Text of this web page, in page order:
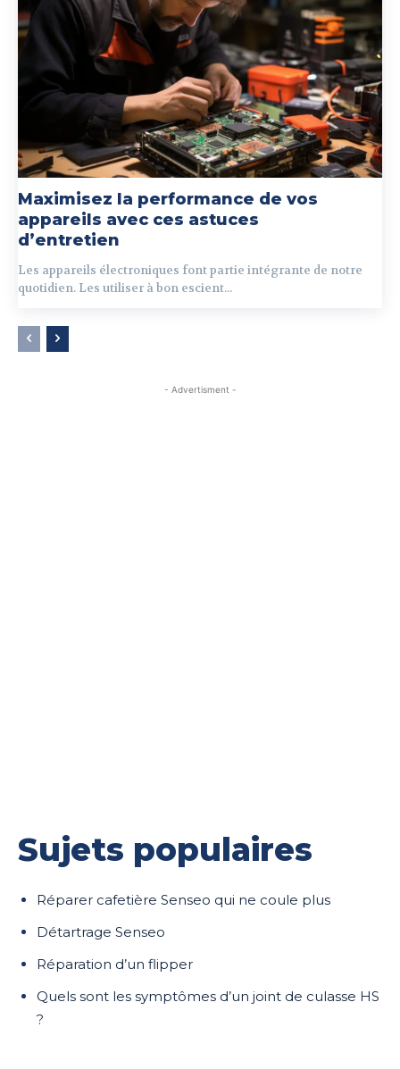
Maximisez la performance de vos
appareils avec ces astuces
d’entretien
Les appareils électroniques font partie intégrante de notre
quotidien. Les utiliser à bon escient...
- Advertisment -
Sujets populaires
Réparer cafetière Senseo qui ne coule plus
Détartrage Senseo
Réparation d’un flipper
Quels sont les symptômes d’un joint de culasse HS
?